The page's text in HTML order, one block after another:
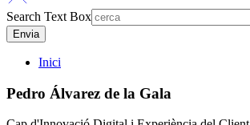
Search Text Box
Inici
Pedro Álvarez de la Gala